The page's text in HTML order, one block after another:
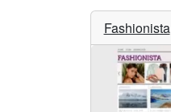
Fashionista